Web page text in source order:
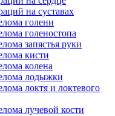
на суставах
голени
голеностопа
запястья руки
кисти
колена
лодыжки
локтя и локтевого
лучевой кости